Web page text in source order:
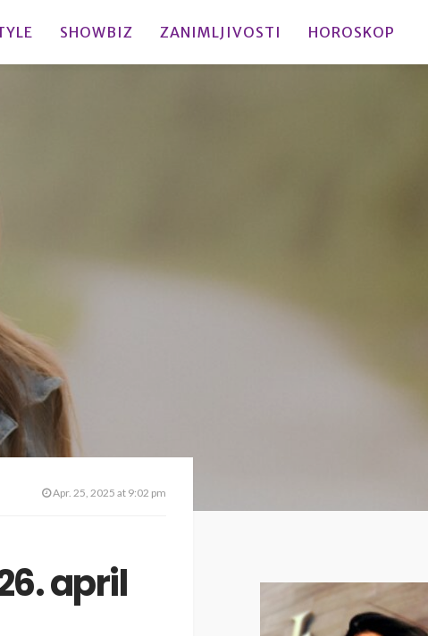
SHOWBIZ ZANIMLJIVOSTI HOROSKOP
Apr. 25, 2025 at 9:02 pm
april